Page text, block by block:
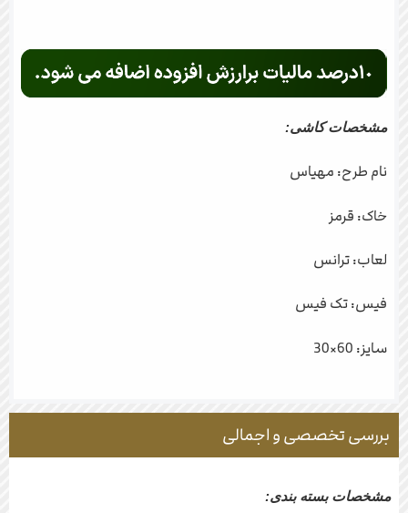
مشخصات کاشی:
نام طرح: مهیاس
خاک: قرمز
لعاب: ترانس
فیس: تک فیس
سایز: 60×30
بررسی تخصصی و اجمالی
مشخصات بسته بندی: